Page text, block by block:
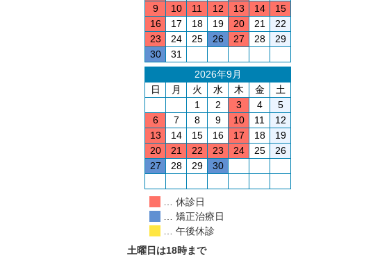
9
10 11 12 13 14
15
16
17 18 19 20 21
22
23
24 25 26 27 28
29
30
31
2026年9月
日
月 火 水 木 金
土
1
2 3 4
5
6
7 8 9 10 11
12
13
14 15 16 17 18
19
20
21 22 23 24 25
26
27
28 29 30
… 休診日
… 矯正治療日
… 午後休診
土曜日は18時まで